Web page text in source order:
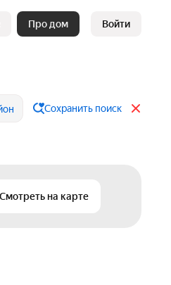
Про дом Войти
Сохранить поиск
Смотреть на карте